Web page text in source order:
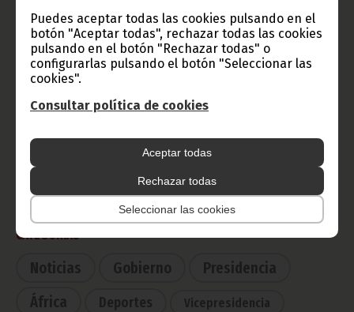
Puedes aceptar todas las cookies pulsando en el
botón "Aceptar todas", rechazar todas las cookies
pulsando en el botón "Rechazar todas" o
configurarlas pulsando el botón "Seleccionar las
cookies".
Consultar política de cookies
Aceptar todas
Rechazar todas
Seleccionar las cookies
Información de Guinea Ecuatorial
TVGE
Radio Nacional de Guinea
Ecuatorial
Haz click aquí para escuchar ahora
CATEGORÍAS
Noticias Gobierno
Presidencia
África
Deportes Vicepresidencia